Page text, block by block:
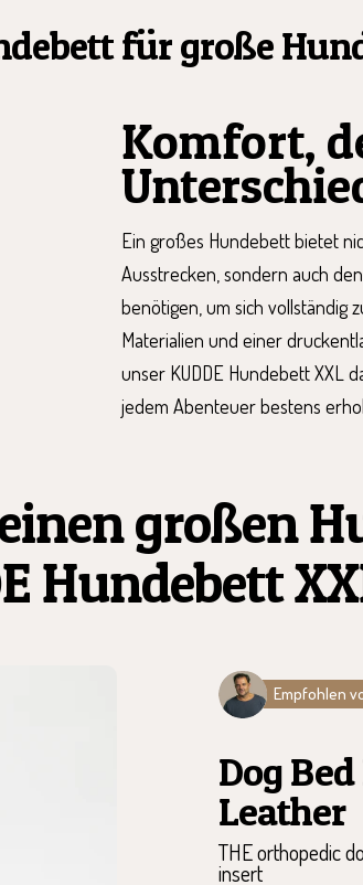
für große
Komfort,
Ein großes Hundebett bietet
Ausstrecken, sondern auch
benötigen, um sich vollständig
Materialien und einer
unser KUDDE Hundebett XXL
jedem Abenteuer bestens
großen
Hundebett
Empfohlen
Dog
Leather
THE orthopedic
insert